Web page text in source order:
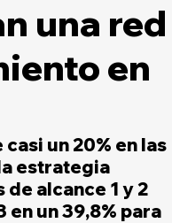
una red
en
un 20% en las
estrategia
alcance 1 y 2
en un 39,8% para